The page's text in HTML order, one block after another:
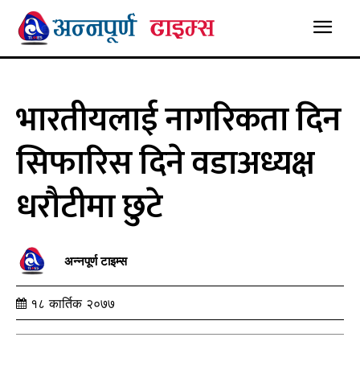
भारतीयलाई नागरिकता दिन
सिफारिस दिने वडाअध्यक्ष
धरौटीमा छुटे
अन्नपूर्ण टाइम्स
१८ कार्तिक २०७७